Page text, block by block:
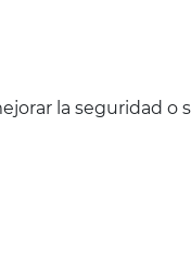
la seguridad o